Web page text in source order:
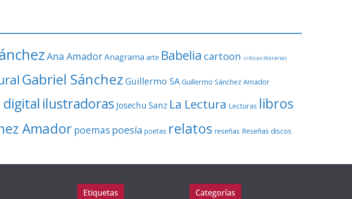
í
e
Ana AmadorAnagrama arte Babelia cartoon críticas literarias
Gabriel Sánchez Guillermo SA Guillermo Sánchez Amador
ilustradoras Josechu Sanz La Lectura Lecturas libros
Amador poemas poesía poetas relatos reseñas Reseñas discos
Etiquetas Categorías